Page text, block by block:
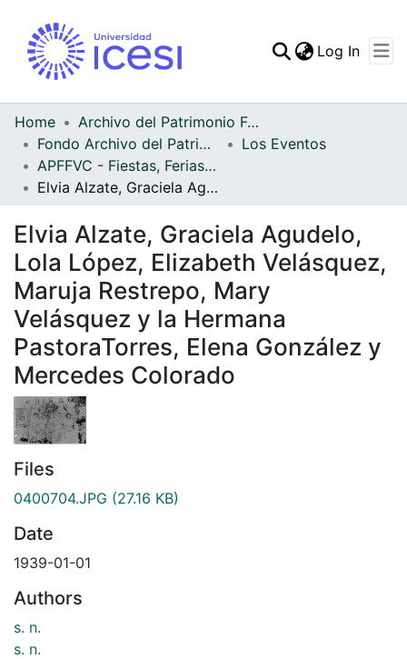
Statistics
Log In
Home
Archivo del Patrimonio Fotográfico y Fílmico del Valle del Cauca
Fondo Archivo del Patrimonio Fotográfico y Fílmico del Valle del Cauca
Los Eventos
APFFVC - Fiestas, Ferias y Carnavales - Patrimonial
Elvia Alzate, Graciela Agudelo, Lola López, Elizabeth Velásquez, Maruja Restrepo, Mary Velásquez y la Hermana PastoraTorres, Elena González y Mercedes Colorado
Elvia Alzate, Graciela Agudelo,
Lola López, Elizabeth Velásquez,
Maruja Restrepo, Mary
Velásquez y la Hermana
PastoraTorres, Elena González y
Mercedes Colorado
Files
0400704.JPG (27.16 KB)
Date
1939-01-01
Authors
s. n.
s. n.